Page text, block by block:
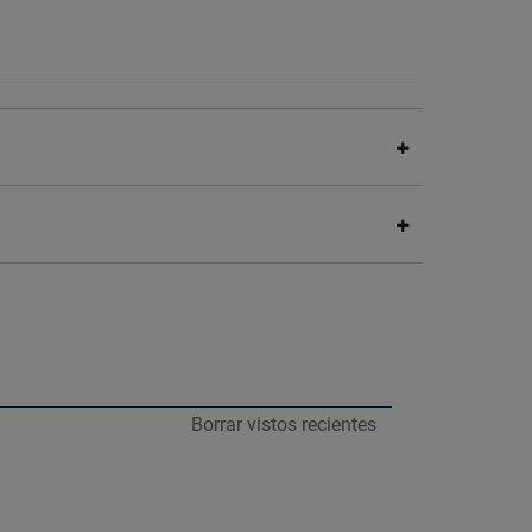
Borrar vistos recientes